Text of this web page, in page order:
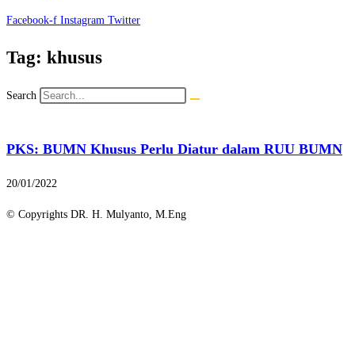
Facebook-f Instagram Twitter
Tag: khusus
Search
PKS: BUMN Khusus Perlu Diatur dalam RUU BUMN
20/01/2022
© Copyrights DR. H. Mulyanto, M.Eng